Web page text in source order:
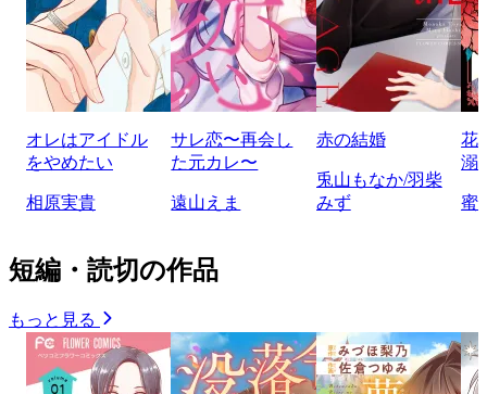
オレはアイドル
をやめたい
相原実貴
サレ恋〜再会し
た元カレ〜
遠山えま
赤の結婚
兎山もなか/羽柴
みず
花
溺
蜜
短編・読切の作品
もっと見る